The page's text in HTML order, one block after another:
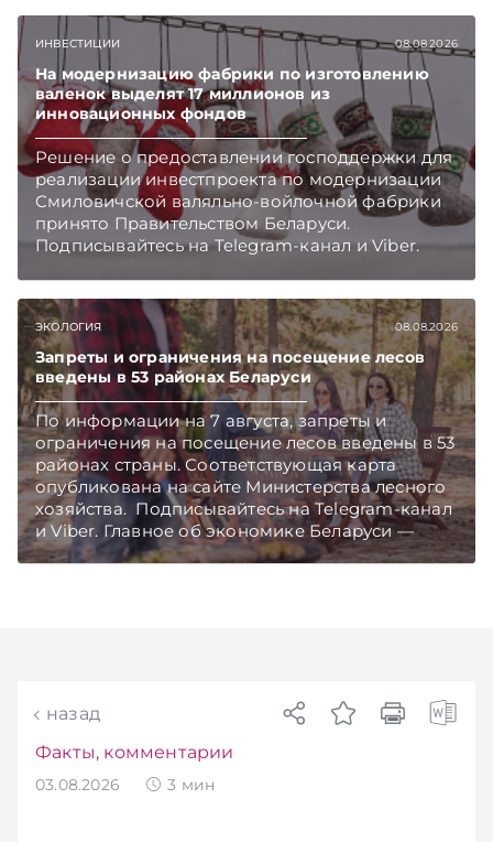
Главное об экономике Беларуси — раньше,
чем в новостях TelegramViber
ИНВЕСТИЦИИ 08.08.2026
На модернизацию фабрики по изготовлению
валенок выделят 17 миллионов из
инновационных фондов
Решение о предоставлении господдержки для
реализации инвестпроекта по модернизации
Смиловичской валяльно-войлочной фабрики
принято Правительством Беларуси.
Подписывайтесь на Telegram‑канал и Viber.
Главное об экономике Беларуси — раньше,
ЭКОЛОГИЯ 08.08.2026
Запреты и ограничения на посещение лесов
введены в 53 районах Беларуси
По информации на 7 августа, запреты и
ограничения на посещение лесов введены в 53
районах страны. Соответствующая карта
опубликована на сайте Министерства лесного
хозяйства. Подписывайтесь на Telegram‑канал
и Viber. Главное об экономике Беларуси —
раньше, чем в новостях TelegramViber
назад
Факты, комментарии
03.08.2026 3 мин